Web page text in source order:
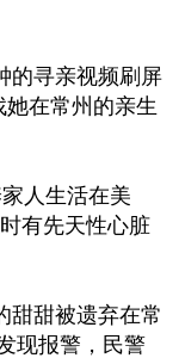
的寻亲视频刷屏
在常州的亲生
人生活在美
有先天性心脏
甜甜被遗弃在常
现报警，民警